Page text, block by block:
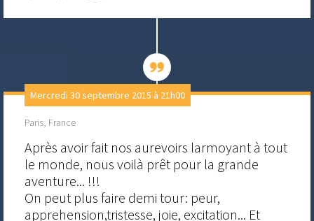
Mercredi 30 septembre 2015 à 21h00
Paris, France
Après avoir fait nos aurevoirs larmoyant à tout
le monde, nous voilà prêt pour la grande
aventure... !!!
On peut plus faire demi tour: peur,
apprehension,tristesse, joie, excitation... Et